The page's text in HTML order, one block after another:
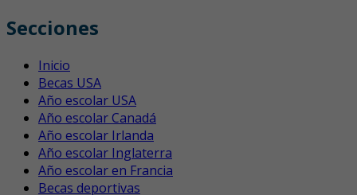
Secciones
Inicio
Becas USA
Año escolar USA
Año escolar Canadá
Año escolar Irlanda
Año escolar Inglaterra
Año escolar en Francia
Becas deportivas